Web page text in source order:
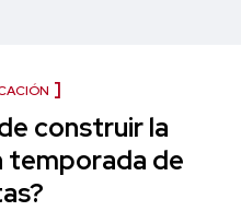
construir la
temporada de